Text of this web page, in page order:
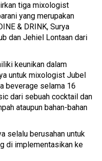
tiga mixologist
yang merupakan
& DRINK, Surya
dan Jehiel Lontaan dari
keunikan dalam
untuk mixologist Jubel
beverage selama 16
dari sebuah cocktail dan
ataupun bahan-bahan
selalu berusahan untuk
di implementasikan ke